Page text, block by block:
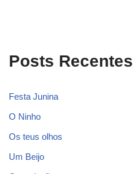
Posts Recentes
Festa Junina
O Ninho
Os teus olhos
Um Beijo